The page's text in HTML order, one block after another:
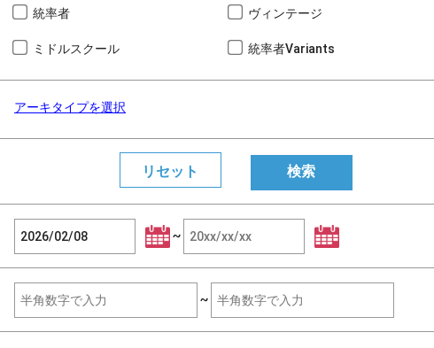
統率者 ヴィンテージ
ミドルスクール 統率者Variants
アーキタイプを選択
~
~